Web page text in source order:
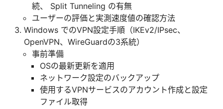
続、 Split Tunneling の有無
ユーザーの評価と実測速度値の確認方法
Windows でのVPN設定手順（IKEv2/IPsec、
OpenVPN、WireGuardの3系統）
事前準備
OSの最新更新を適用
ネットワーク設定のバックアップ
使用するVPNサービスのアカウント作成と設定
ファイル取得